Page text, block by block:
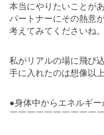
本当にやりたいことが
パートナーにその熱意
考えてみてくださいね。
私がリアルの場に飛び
手に入れたのは想像以
●身体中からエネルギー
￣￣￣￣￣￣￣￣￣￣